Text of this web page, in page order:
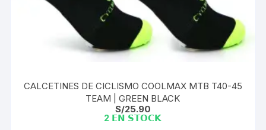
CALCETINES DE CICLISMO COOLMAX MTB T40-45
TEAM | GREEN BLACK
S/25.90
2 𝗘𝗡 𝗦𝗧𝗢𝗖𝗞